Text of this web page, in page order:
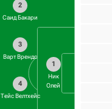
1
Ник
Олей
2
Саид Бакари
3
Варт Врендс
4
Тейс Велтхейс